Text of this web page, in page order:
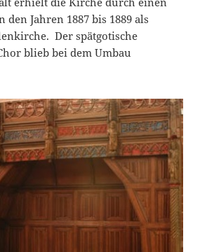
den Jahren 1887 bis 1889 als
Der spätgotische
blieb bei dem Umbau